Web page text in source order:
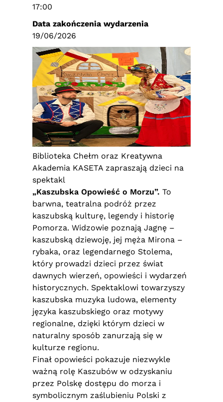
Biblioteka Chełm oraz Kreatywna
Akademia KASETA zapraszają dzieci na
spektakl
„Kaszubska Opowieść o Morzu”. To
barwna, teatralna podróż przez
kaszubską kulturę, legendy i historię
Pomorza. Widzowie poznają Jagnę –
kaszubską dziewoję, jej męża Mirona –
rybaka, oraz legendarnego Stolema,
który prowadzi dzieci przez świat
dawnych wierzeń, opowieści i wydarzeń
historycznych. Spektaklowi towarzyszy
kaszubska muzyka ludowa, elementy
języka kaszubskiego oraz motywy
regionalne, dzięki którym dzieci w
naturalny sposób zanurzają się w
kulturze regionu.
Finał opowieści pokazuje niezwykle
ważną rolę Kaszubów w odzyskaniu
przez Polskę dostępu do morza i
symbolicznym zaślubieniu Polski z
17:00
Data zakończenia wydarzenia
19/06/2026